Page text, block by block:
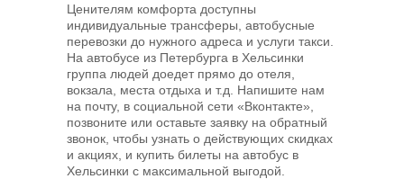
Ценителям комфорта доступны
индивидуальные трансферы, автобусные
перевозки до нужного адреса и услуги такси.
На автобусе из Петербурга в Хельсинки
группа людей доедет прямо до отеля,
вокзала, места отдыха и т.д. Напишите нам
на почту, в социальной сети «Вконтакте»,
позвоните или оставьте заявку на обратный
звонок, чтобы узнать о действующих скидках
и акциях, и купить билеты на автобус в
Хельсинки с максимальной выгодой.